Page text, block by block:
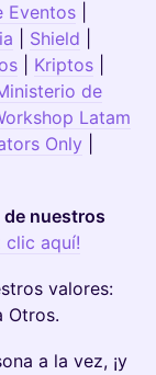
Eventos
Shield
Kriptos
de
Latam
Only
de nuestros
clic aquí!
valores:
Otros.
a la vez, ¡y